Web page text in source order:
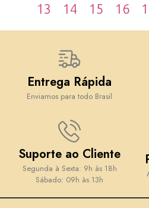
13
14 15 16
Entrega Rápida
Enviamos para todo Brasil
Suporte ao Cliente
Segunda à Sexta: 9h às 18h
Sábado: 09h às 13h